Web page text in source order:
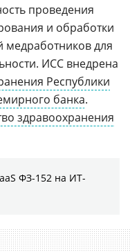
проведения
и обработки
медработников для
ИСС внедрена
Республики
банка.
здравоохранения
ФЗ-152 на ИТ-